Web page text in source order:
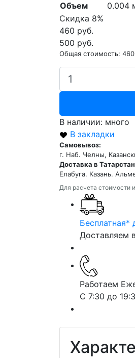
Объем
0.004
Скидка 8%
460 руб.
500 руб.
Общая стоимость:
В наличии: много
В закладки
Самовывоз:
г. Наб. Челны,
Доставка в
Елабуга. Казань.
Для расчета стоимости
Бесплатная*
Доставляем
Работаем
С 7:30 до